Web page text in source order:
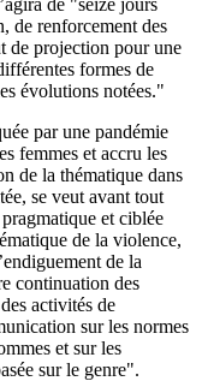
de renforcement des
de projection pour une
formes de
évolutions notées."
par une pandémie
femmes et accru les
de la thématique dans
se veut avant tout
et ciblée
de la violence,
de la
continuation des
activités de
sur les normes
et sur les
sur le genre".